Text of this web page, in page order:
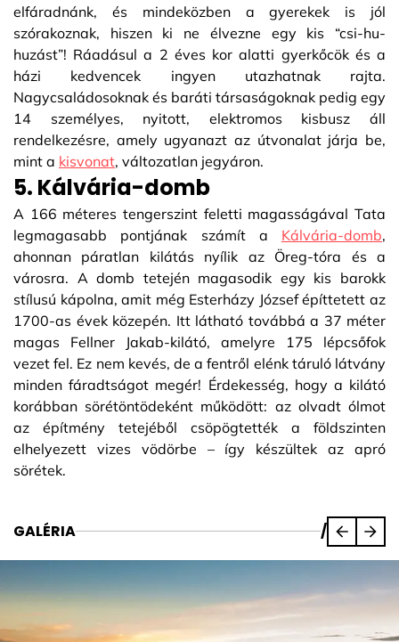
elfáradnánk, és mindeközben a gyerekek is jól
szórakoznak, hiszen ki ne élvezne egy kis “csi-hu-
huzást”! Ráadásul a 2 éves kor alatti gyerkőcök és a
házi kedvencek ingyen utazhatnak rajta.
Nagycsaládosoknak és baráti társaságoknak pedig egy
14 személyes, nyitott, elektromos kisbusz áll
rendelkezésre, amely ugyanazt az útvonalat járja be,
mint a kisvonat, változatlan jegyáron.
5. Kálvária-domb
A 166 méteres tengerszint feletti magasságával Tata
legmagasabb pontjának számít a Kálvária-domb,
ahonnan páratlan kilátás nyílik az Öreg-tóra és a
városra. A domb tetején magasodik egy kis barokk
stílusú kápolna, amit még Esterházy József építtetett az
1700-as évek közepén. Itt látható továbbá a 37 méter
magas Fellner Jakab-kilátó, amelyre 175 lépcsőfok
vezet fel. Ez nem kevés, de a fentről elénk táruló látvány
minden fáradtságot megér! Érdekesség, hogy a kilátó
korábban sörétöntödeként működött: az olvadt ólmot
az építmény tetejéből csöpögtették a földszinten
elhelyezett vizes vödörbe – így készültek az apró
sörétek.
GALÉRIA /